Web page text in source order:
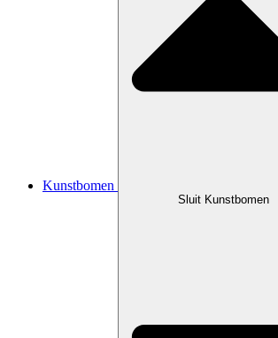
Kunstbomen
Sluit Kunstbomen